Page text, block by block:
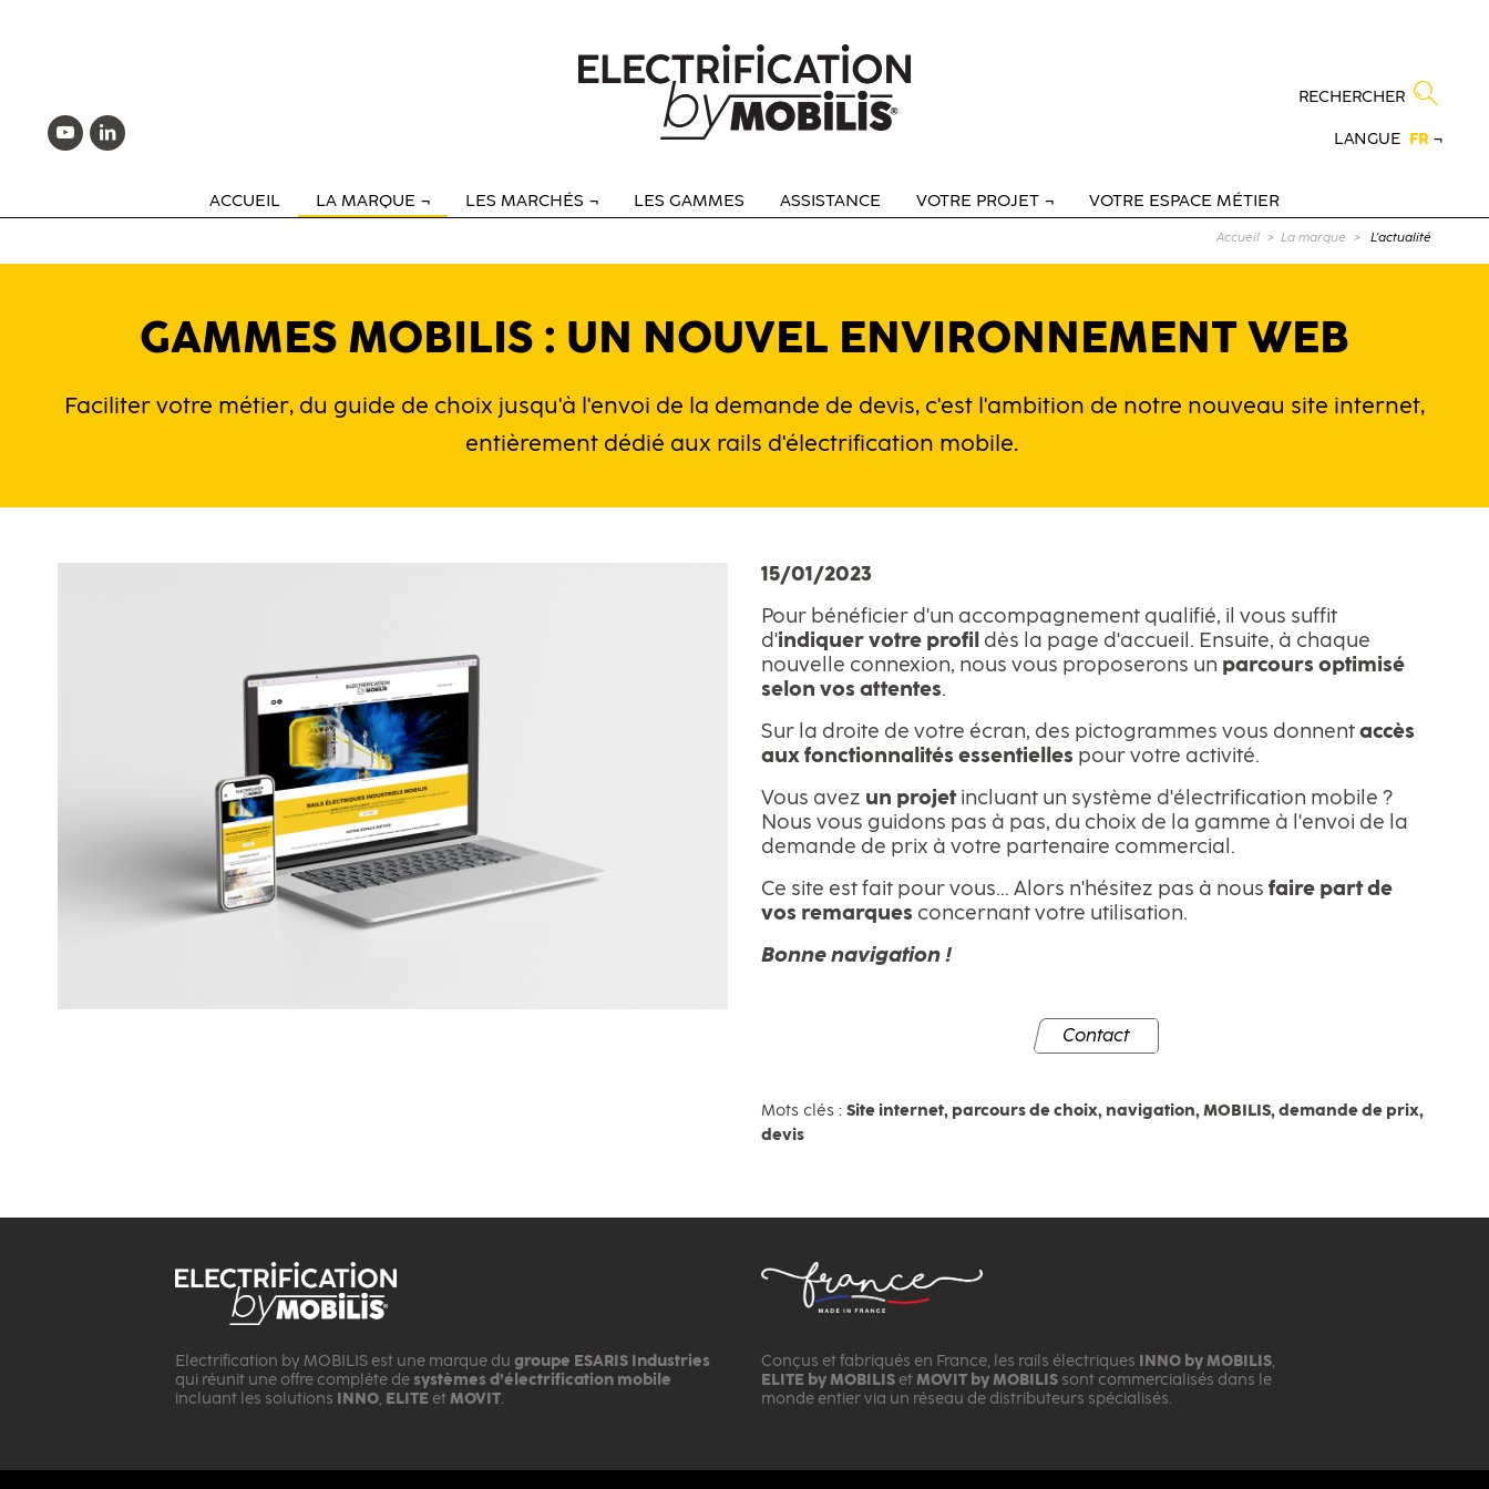
RECHERCHER
LANGUE FR ¬
ACCUEIL LA MARQUE LES MARCHÉS LES GAMMES ASSISTANCE VOTRE PROJET VOTRE ESPACE MÉTIER
Accueil La marque Page courante :
L'actualité
GAMMES MOBILIS : UN NOUVEL ENVIRONNEMENT WEB
Faciliter votre métier, du guide de choix jusqu'à l'envoi de la demande de devis, c'est l'ambition de notre nouveau site internet,
entièrement dédié aux rails d'électrification mobile.
15/01/2023
Pour bénéficier d'un accompagnement qualifié, il vous suffit
d'indiquer votre profil
dès la page d'accueil. Ensuite, à chaque
nouvelle connexion, nous vous proposerons un parcours optimisé
selon vos attentes.
Sur la droite de votre écran, des pictogrammes vous donnent accès
aux fonctionnalités essentielles pour votre activité.
Vous avez un projetincluant un système d'électrification mobile ?
Nous vous guidons pas à pas, du choix de la gamme à l'envoi de la
demande de prix à votre partenaire commercial.
Ce site est fait pour vous… Alors n'hésitez pas à nous faire part de
vos remarques concernant votre utilisation.
Bonne navigation !
Contact
Mots clés : Site internet, parcours de choix, navigation, MOBILIS, demande de prix,
devis
Electrification by MOBILIS est une marque du groupe ESARIS Industries
qui réunit une offre complète de systèmes d’électrification mobile
incluant les solutions
INNO, ELITE et MOVIT.
Conçus et fabriqués en France, les rails électriques INNO by MOBILIS
ELITE by MOBILIS et MOVIT by MOBILIS sont commercialisés dans le
monde entier via un réseau de distributeurs spécialisés.